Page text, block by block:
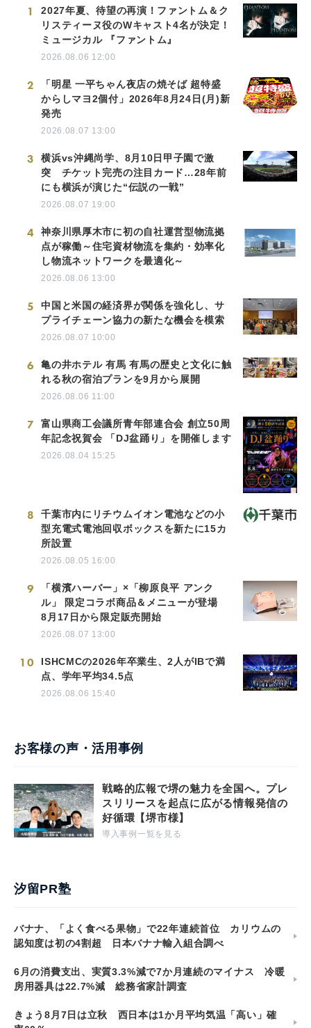
1
2027年夏、待望の再演！ファントム＆ク
リスティーヌ役のWキャスト4名が決定！
ミュージカル 『ファントム』
2026.08.06 12:00
2
「明星 一平ちゃん夜店の焼そば 超特盛
からしマヨ2個付」2026年8月24日(月)新
発売
2026.08.07 13:00
3
横浜vs沖縄尚学、8月10日甲子園で激
突 チケット完売の注目カード…28年前
にも横浜が演じた“伝説の一戦”
2026.08.07 19:00
4
神奈川県厚木市に初の自社運営型物流拠
点が稼働～住宅資材物流を集約・効率化
し物流ネットワークを最適化～
2026.08.06 13:00
5
中国と米国の経済界が関係を強化し、サ
プライチェーン協力の新たな機会を模索
2026.08.07 10:00
6
亀の井ホテル 有馬 有馬の歴史と文化に触
れる秋の宿泊プランを9月から展開
2026.08.06 11:00
7
富山県商工会議所青年部連合会 創立50周
年記念祝賀会 「DJ盆踊り」を開催します
2026.08.04 15:25
8
千葉市内にリチウムイオン電池などの小
型充電式電池回収ボックスを新たに15カ
所設置
2026.08.05 16:00
9
「横濱ハーバー」×「柳原良平 アンク
ル」 限定コラボ商品＆メニューが登場
8月17日から限定販売開始
2026.08.07 13:00
10
ISHCMCの2026年卒業生、2人がIBで満
点、学年平均34.5点
2026.08.06 15:40
お客様の声・活用事例
戦略的広報で堺の魅力を全国へ。プレ
スリリースを起点に広がる情報発信の
好循環【堺市様】
導入事例一覧を見る
汐留PR塾
バナナ、「よく食べる果物」で22年連続首位 カリウムの
認知度は初の4割超 日本バナナ輸入組合調べ
6月の消費支出、実質3.3%減で7か月連続のマイナス 冷暖
房用器具は22.7%減 総務省家計調査
きょう8月7日は立秋 西日本は1か月平均気温「高い」確